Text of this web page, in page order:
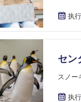
执
セン
スノー
执